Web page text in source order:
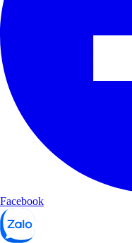
Facebook